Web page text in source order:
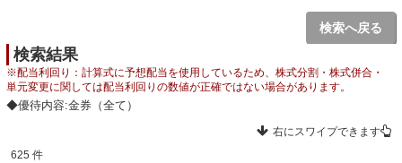
検索へ戻る
検索結果
※配当利回り：計算式に予想配当を使用しているため、株式分割・株式併合・
単元変更に関しては配当利回りの数値が正確ではない場合があります。
◆優待内容:金券（全て）
右にスワイプできます
625 件